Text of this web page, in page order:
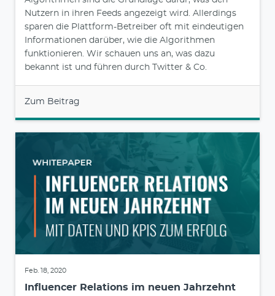
Nutzern in ihren Feeds angezeigt wird. Allerdings
sparen die Plattform-Betreiber oft mit eindeutigen
Informationen darüber, wie die Algorithmen
funktionieren. Wir schauen uns an, was dazu
bekannt ist und führen durch Twitter & Co.
Zum Beitrag
Feb. 18, 2020
Influencer Relations im neuen Jahrzehnt